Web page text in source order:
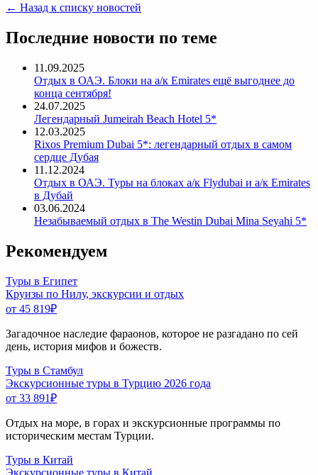
← Назад к списку новостей
Последние новости по теме
11.09.2025
Отдых в ОАЭ. Блоки на а/к Emirates ещё выгоднее до
конца сентября!
24.07.2025
Легендарный Jumeirah Beach Hotel 5*
12.03.2025
Rixos Premium Dubai 5*: легендарный отдых в самом
сердце Дубая
11.12.2024
Отдых в ОАЭ. Туры на блоках а/к Flydubai и а/к Emirates
в Дубай
03.06.2024
Незабываемый отдых в The Westin Dubai Mina Seyahi 5*
Рекомендуем
Туры в Египет
Круизы по Нилу, экскурсии и отдых
от 45 819₽
Загадочное наследие фараонов, которое не разгадано по сей
день, история мифов и божеств.
Туры в Стамбул
Экскурсионные туры в Турцию 2026 года
от 33 891₽
Отдых на море, в горах и экскурсионные программы по
историческим местам Турции.
Туры в Китай
Экскурсионные туры в Китай